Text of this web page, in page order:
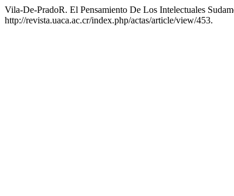
Vila-De-PradoR. El Pensamiento De Los Intelectuales
http://revista.uaca.ac.cr/index.php/actas/article/view/453.